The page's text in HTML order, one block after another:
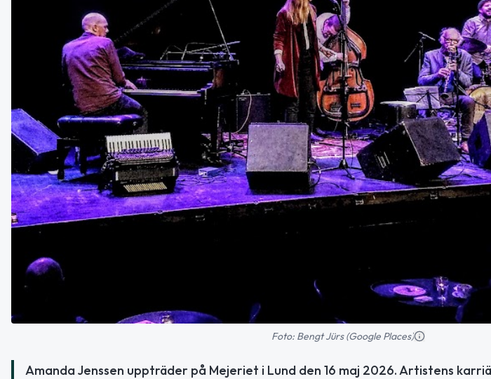
Foto: Bengt Jürs (Google Places)
Amanda Jenssen uppträder på Mejeriet i Lund den 16 maj 2026. Artistens